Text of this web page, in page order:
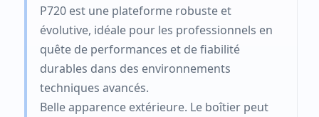
P720 est une plateforme robuste et
évolutive, idéale pour les professionnels en
quête de performances et de fiabilité
durables dans des environnements
techniques avancés.
Belle apparence extérieure. Le boîtier peut